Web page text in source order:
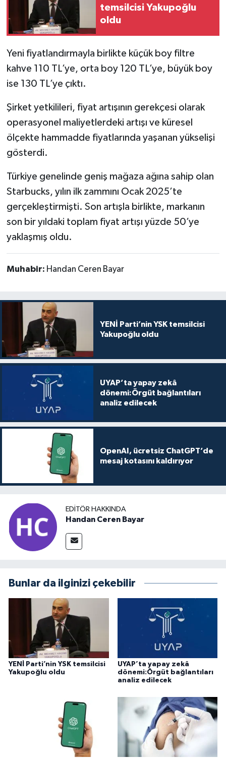
temsilcisi Yakupoğlu
oldu
Yeni fiyatlandırmayla birlikte küçük boy filtre
kahve 110 TL’ye, orta boy 120 TL’ye, büyük boy
ise 130 TL’ye çıktı.
Şirket yetkilileri, fiyat artışının gerekçesi olarak
operasyonel maliyetlerdeki artışı ve küresel
ölçekte hammadde fiyatlarında yaşanan yükselişi
gösterdi.
Türkiye genelinde geniş mağaza ağına sahip olan
Starbucks, yılın ilk zammını Ocak 2025’te
gerçekleştirmişti. Son artışla birlikte, markanın
son bir yıldaki toplam fiyat artışı yüzde 50’ye
yaklaşmış oldu.
Muhabir: Handan Ceren Bayar
YENİ Parti’nin YSK temsilcisi
Yakupoğlu oldu
UYAP’ta yapay zekâ
dönemi:Örgüt bağlantıları
analiz edilecek
OpenAI, ücretsiz ChatGPT’de
mesaj kotasını kaldırıyor
EDITÖR HAKKINDA
Handan Ceren Bayar
Bunlar da ilginizi çekebilir
YENİ Parti’nin YSK temsilcisi
Yakupoğlu oldu
UYAP’ta yapay zekâ
dönemi:Örgüt bağlantıları
analiz edilecek